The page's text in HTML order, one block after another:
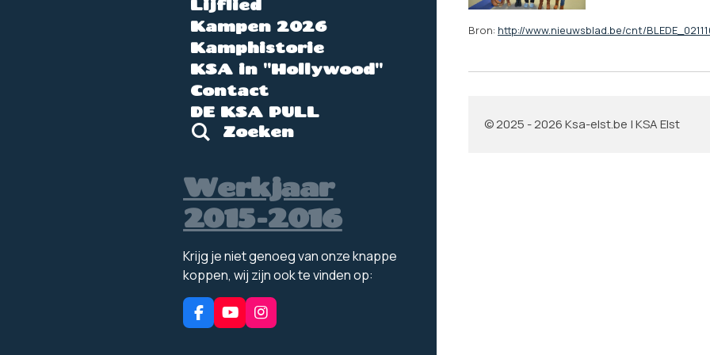
Bron: http://www.nieuwsblad.be/cnt/
© 2025 - 2026 Ksa-elst.be | KSA Elst
Lijflied
Kampen 2026
Kamphistorie
KSA in "Hollywood"
Contact
DE KSA PULL
Zoeken
Werkjaar
2015-2016
Krijg je niet genoeg van onze knappe
koppen, wij zijn ook te vinden op:
F
a
Y
o
I
n